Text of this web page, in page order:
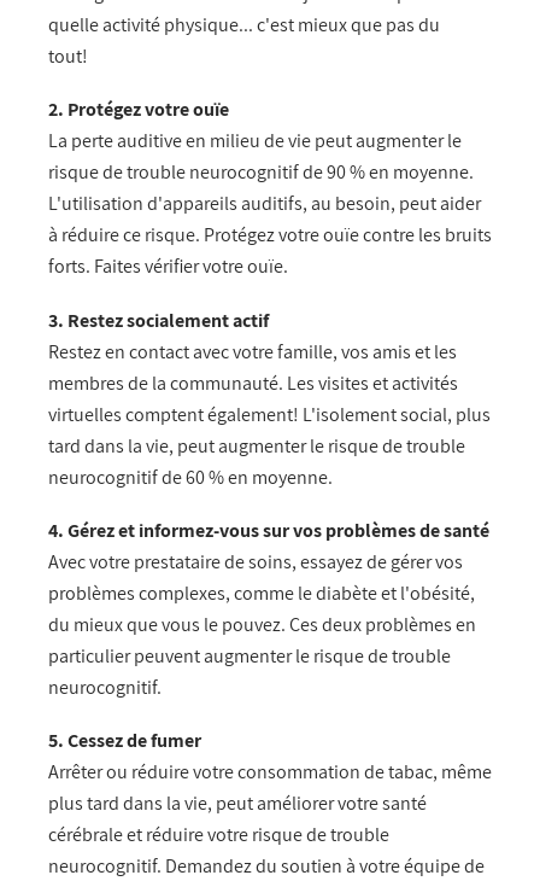
quelle activité physique... c'est mieux que pas du
tout!
2. Protégez votre ouïe
La perte auditive en milieu de vie peut augmenter le
risque de trouble neurocognitif de 90 % en moyenne.
L'utilisation d'appareils auditifs, au besoin, peut aider
à réduire ce risque. Protégez votre ouïe contre les bruits
forts. Faites vérifier votre ouïe.
3. Restez socialement actif
Restez en contact avec votre famille, vos amis et les
membres de la communauté. Les visites et activités
virtuelles comptent également! L'isolement social, plus
tard dans la vie, peut augmenter le risque de trouble
neurocognitif de 60 % en moyenne.
4. Gérez et informez-vous sur vos problèmes de santé
Avec votre prestataire de soins, essayez de gérer vos
problèmes complexes, comme le diabète et l'obésité,
du mieux que vous le pouvez. Ces deux problèmes en
particulier peuvent augmenter le risque de trouble
neurocognitif.
5. Cessez de fumer
Arrêter ou réduire votre consommation de tabac, même
plus tard dans la vie, peut améliorer votre santé
cérébrale et réduire votre risque de trouble
neurocognitif. Demandez du soutien à votre équipe de